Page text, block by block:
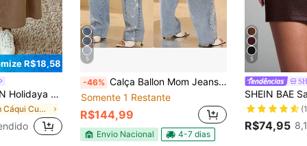
R$18,58
com Cordão e Detalhes de Barra Dobrada, Criando um Visual Relaxado, porém Elegante, Adequado para Saídas Diárias, Férias ou Ocasiões Casuais Leves, uma Saia Longa Casual Versátil, Saia Elegante na Cor Cáqui, Saia Casual Solta, Saia Casual Feminina com Bolso e Cinto de Cor Sólida
em Cáqui Cuecas Femininas
5
-46% Calça Ballon Mom Jeans Feminina com Detalhes em Costura
Somente 1 Restante
R$144,99
Envio Nacional 4-7 dias
5
R$74,95